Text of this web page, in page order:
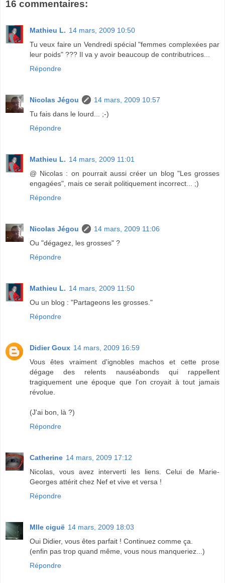
16 commentaires:
Mathieu L. 14 mars, 2009 10:50
Tu veux faire un Vendredi spécial "femmes complexées par
leur poids" ??? Il va y avoir beaucoup de contributrices...
Répondre
Nicolas Jégou
14 mars, 2009 10:57
Tu fais dans le lourd... ;-)
Répondre
Mathieu L. 14 mars, 2009 11:01
@ Nicolas : on pourrait aussi créer un blog "Les grosses
engagées", mais ce serait politiquement incorrect... ;)
Répondre
Nicolas Jégou
14 mars, 2009 11:06
Ou "dégagez, les grosses" ?
Répondre
Mathieu L. 14 mars, 2009 11:50
Ou un blog : "Partageons les grosses."
Répondre
Didier Goux 14 mars, 2009 16:59
Vous êtes vraiment d'ignobles machos et cette prose
dégage des relents nauséabonds qui rappellent
tragiquement une époque que l'on croyait à tout jamais
révolue.
(J'ai bon, là ?)
Répondre
Catherine 14 mars, 2009 17:12
Nicolas, vous avez interverti les liens. Celui de Marie-
Georges attérit chez Nef et vive et versa !
Répondre
Mlle ciguë 14 mars, 2009 18:03
Oui Didier, vous êtes parfait ! Continuez comme ça.
(enfin pas trop quand même, vous nous manqueriez...)
Répondre